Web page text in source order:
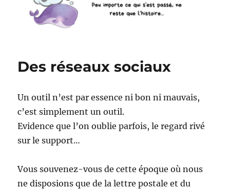
Des réseaux sociaux
Un outil n’est par essence ni bon ni mauvais,
c’est simplement un outil.
Evidence que l’on oublie parfois, le regard rivé
sur le support…
Vous souvenez-vous de cette époque où nous
ne disposions que de la lettre postale et du